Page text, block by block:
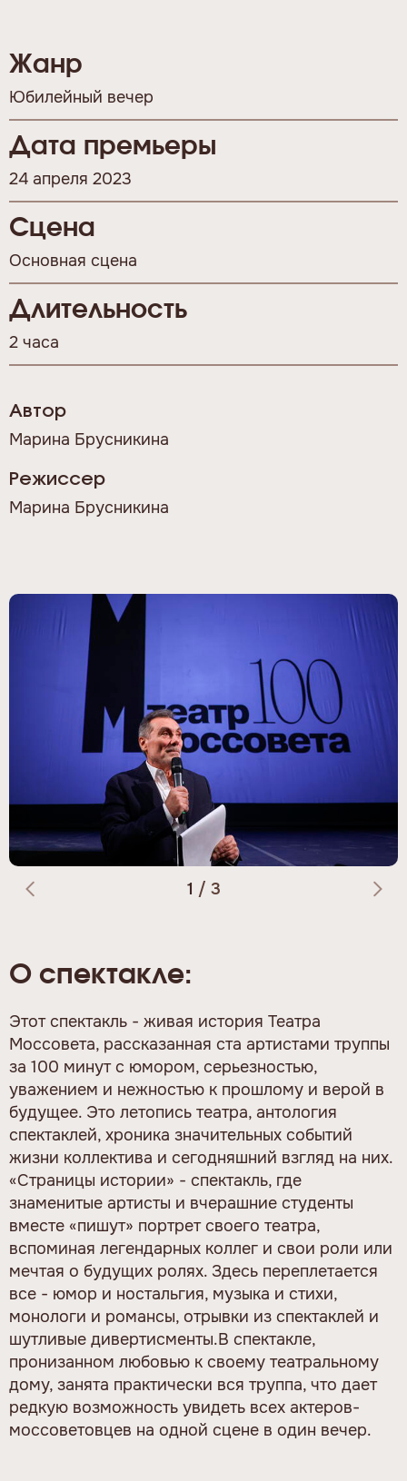
Жанр
Юбилейный вечер
Дата премьеры
24 апреля 2023
Сцена
Основная сцена
Длительность
2 часа
Автор
Марина Брусникина
Режиссер
Марина Брусникина
1 / 3
О спектакле:
Этот спектакль - живая история Театра
Моссовета, рассказанная ста артистами труппы
за 100 минут с юмором, серьезностью,
уважением и нежностью к прошлому и верой в
будущее. Это летопись театра, антология
спектаклей, хроника значительных событий
жизни коллектива и сегодняшний взгляд на них.
«Страницы истории» - спектакль, где
знаменитые артисты и вчерашние студенты
вместе «пишут» портрет своего театра,
вспоминая легендарных коллег и свои роли или
мечтая о будущих ролях. Здесь переплетается
все - юмор и ностальгия, музыка и стихи,
монологи и романсы, отрывки из спектаклей и
шутливые дивертисменты.В спектакле,
пронизанном любовью к своему театральному
дому, занята практически вся труппа, что дает
редкую возможность увидеть всех актеров-
моссоветовцев на одной сцене в один вечер.